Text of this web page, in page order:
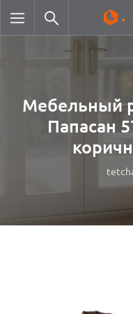
Мебельный
Папасан